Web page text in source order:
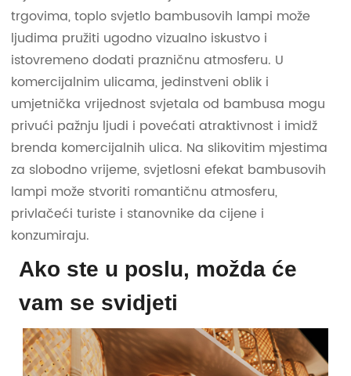
trgovima, toplo svjetlo bambusovih lampi može
ljudima pružiti ugodno vizualno iskustvo i
istovremeno dodati prazničnu atmosferu. U
komercijalnim ulicama, jedinstveni oblik i
umjetnička vrijednost svjetala od bambusa mogu
privući pažnju ljudi i povećati atraktivnost i imidž
brenda komercijalnih ulica. Na slikovitim mjestima
za slobodno vrijeme, svjetlosni efekat bambusovih
lampi može stvoriti romantičnu atmosferu,
privlačeći turiste i stanovnike da cijene i
konzumiraju.
Ako ste u poslu, možda će
vam se svidjeti